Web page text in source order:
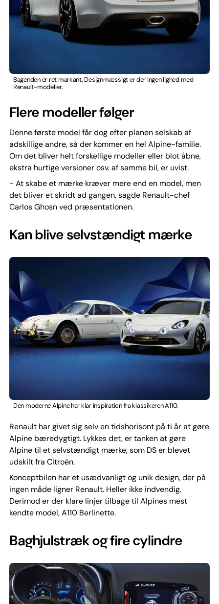
Bagenden er ret markant. Designmæssigt er der ingen lighed med
Renault-modeller.
Flere modeller følger
Denne første model får dog efter planen selskab af
adskillige andre, så der kommer en hel Alpine-familie.
Om det bliver helt forskellige modeller eller blot åbne,
ekstra hurtige versioner osv. af samme bil, er uvist.
- At skabe et mærke kræver mere end en model, men
det bliver et skridt ad gangen, sagde Renault-chef
Carlos Ghosn ved præsentationen.
Kan blive selvstændigt mærke
Den moderne Alpine har klar inspiration fra klassikeren A110.
Renault har givet sig selv en tidshorisont på ti år at gøre
Alpine bæredygtigt. Lykkes det, er tanken at gøre
Alpine til et selvstændigt mærke, som DS er blevet
udskilt fra Citroën.
Konceptbilen har et usædvanligt og unik design, der på
ingen måde ligner Renault. Heller ikke indvendig.
Derimod er der klare linjer tilbage til Alpines mest
kendte model, A110 Berlinette.
Baghjulstræk og fire cylindre